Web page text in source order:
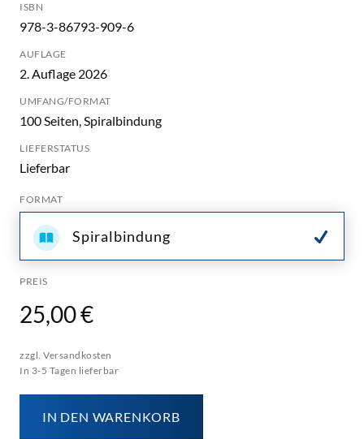
ISBN
978-3-86793-909-6
AUFLAGE
2. Auflage 2026
UMFANG/FORMAT
100 Seiten, Spiralbindung
LIEFERSTATUS
Lieferbar
FORMAT
Spiralbindung
PREIS
25,00 €
zzgl. Versandkosten
In 3-5 Tagen lieferbar
IN DEN WARENKORB